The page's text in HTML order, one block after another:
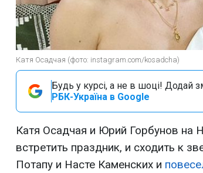
Катя Осадчая (фото: instagram.com/kosadcha)
Будь у курсі, а не в шоці! Додай
РБК-Україна в Google
Катя Осадчая и Юрий Горбунов на
встретить праздник, и сходить к
Потапу и Насте Каменских и